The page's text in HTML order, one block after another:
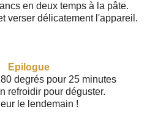
en deux temps à la pâte.
verser délicatement l'appareil.
Epilogue
degrés pour 25 minutes
refroidir pour déguster.
le lendemain !